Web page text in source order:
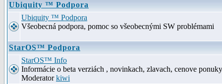
Ubiquity ™ Podpora
Ubiquity ™ Podpora
Všeobecná podpora, pomoc so všeobecnými SW problémami
StarOS™ Podpora
StarOS™ Info
Informácie o beta verziách , novinkach, zlavach, cenove ponuky
Moderatorkiwi